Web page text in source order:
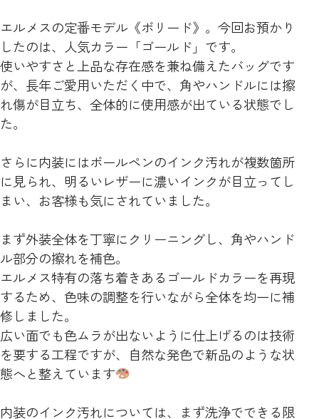
エルメスの定番モデル《ボリード》。今回お預かり
したのは、人気カラー「ゴールド」です。
使いやすさと上品な存在感を兼ね備えたバッグです
が、長年ご愛用いただく中で、角やハンドルには擦
れ傷が目立ち、全体的に使用感が出ている状態でし
た。
さらに内装にはボールペンのインク汚れが複数箇所
に見られ、明るいレザーに濃いインクが目立ってし
まい、お客様も気にされていました。
まず外装全体を丁寧にクリーニングし、角やハンド
ル部分の擦れを補色。
エルメス特有の落ち着きあるゴールドカラーを再現
するため、色味の調整を行いながら全体を均一に補
修しました。
広い面でも色ムラが出ないように仕上げるのは技術
を要する工程ですが、自然な発色で新品のような状
態へと整えています
内装のインク汚れについては、まず洗浄でできる限